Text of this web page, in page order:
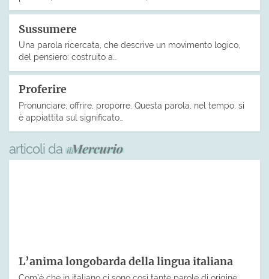
Sussumere
Una parola ricercata, che descrive un movimento logico,
del pensiero: costruito a…
Proferire
Pronunciare; offrire, proporre. Questa parola, nel tempo, si
è appiattita sul significato…
articoli da
L’anima longobarda della lingua italiana